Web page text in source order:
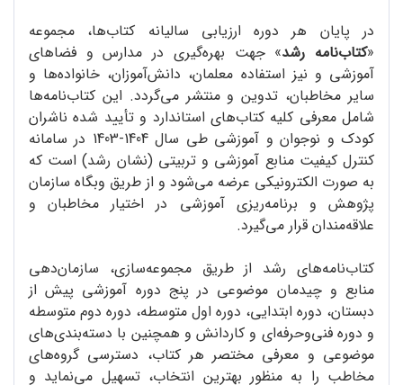
در پایان هر دوره ارزیابی سالیانه کتاب‌ها، مجموعه
«کتاب‌نامه رشد» جهت بهره‌گیری در مدارس و فضاهای
آموزشی و نیز استفاده معلمان، دانش‌آموزان، خانواده‌ها و
سایر مخاطبان، تدوین و منتشر می‌گردد. این کتاب‌نامه‌ها
شامل معرفی کلیه کتاب‌های استاندارد و تأیید شده‌ ناشران
کودک و نوجوان و آموزشی طی سال 1404-1403 در سامانه
کنترل کیفیت منابع آموزشی و تربیتی (نشان رشد) است که
به صورت الکترونیکی عرضه می‌شود و از طریق وبگاه سازمان
پژوهش و برنامه‌ریزی آموزشی در اختیار مخاطبان و
علاقه‌مندان قرار می‌گیرد.
کتاب‌نامه‌های رشد از طریق مجموعه‌سازی، سازمان‌دهی
منابع و چیدمان موضوعی در پنج دوره آموزشی پیش از
دبستان، دوره ابتدایی، دوره اول متوسطه، دوره دوم متوسطه
و دوره فنی‌وحرفه‌ای و کاردانش و همچنین با دسته‌بندی‌های
موضوعی و معرفی مختصر هر کتاب، دسترسی گروه‌های
مخاطب را به منظور بهترین انتخاب، تسهیل می‌نماید و